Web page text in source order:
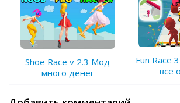
Shoe Race v 2.3 Мод
много денег
Fun Race
все